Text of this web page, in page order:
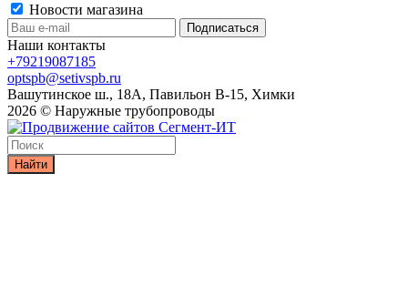
Новости магазина
Наши контакты
+79219087185
optspb@setivspb.ru
Вашутинское ш., 18А, Павильон В-15, Химки
2026 © Наружные трубопроводы
Найти